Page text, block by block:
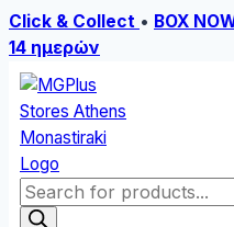
Click & Collect • BOX
14 ημερών
Skip
to
content
Products
search